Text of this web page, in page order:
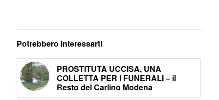
Potrebbero interessarti
PROSTITUTA UCCISA, UNA
COLLETTA PER I FUNERALI – il
Resto del Carlino Modena